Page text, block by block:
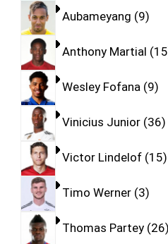
Aubameyang 9
Anthony Martial 15
Wesley Fofana 9
Vinicius Junior 36
Victor Lindelof 15
Timo Werner 3
Thomas Partey 26